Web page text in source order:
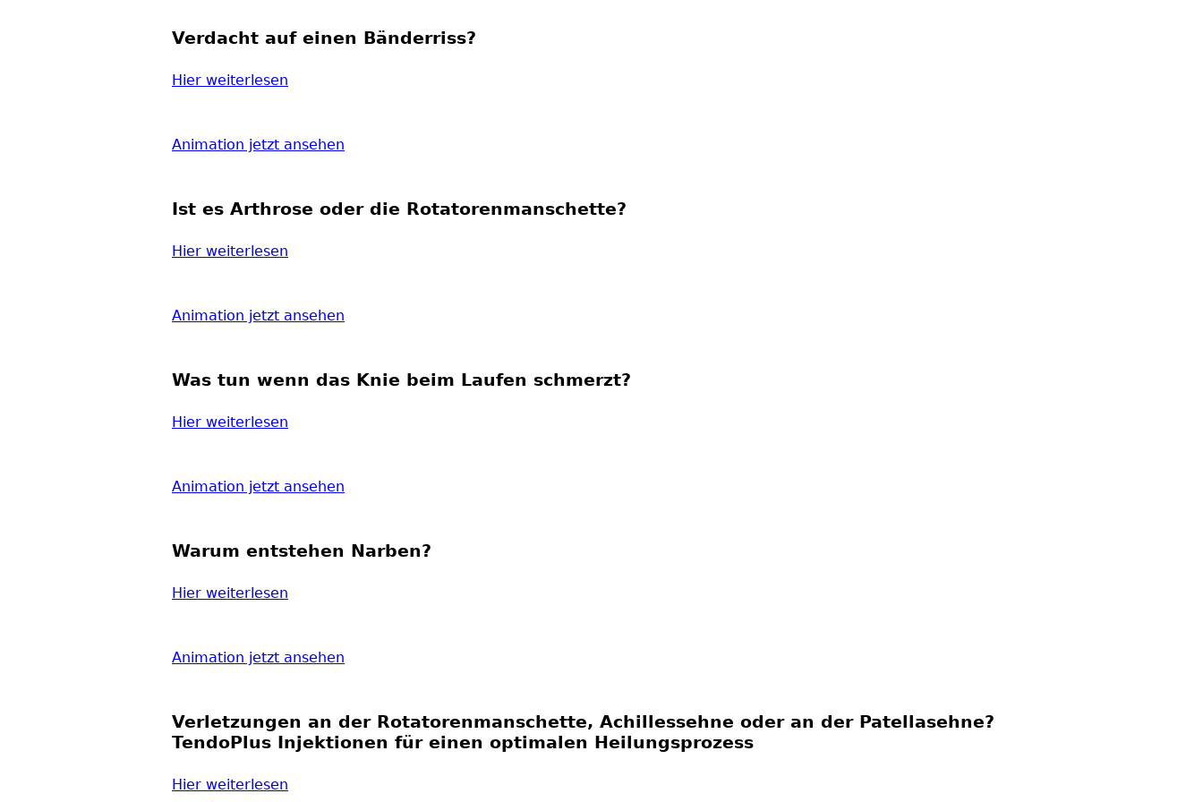
Verdacht auf einen Bänderriss?
Hier weiterlesen
Animation jetzt ansehen
Ist es Arthrose oder die Rotatorenmanschette?
Hier weiterlesen
Animation jetzt ansehen
Was tun wenn das Knie beim Laufen schmerzt?
Hier weiterlesen
Animation jetzt ansehen
Warum entstehen Narben?
Hier weiterlesen
Animation jetzt ansehen
Verletzungen an der Rotatorenmanschette, Achillessehne oder an der Patellasehne?
TendoPlus Injektionen für einen optimalen Heilungsprozess
Hier weiterlesen